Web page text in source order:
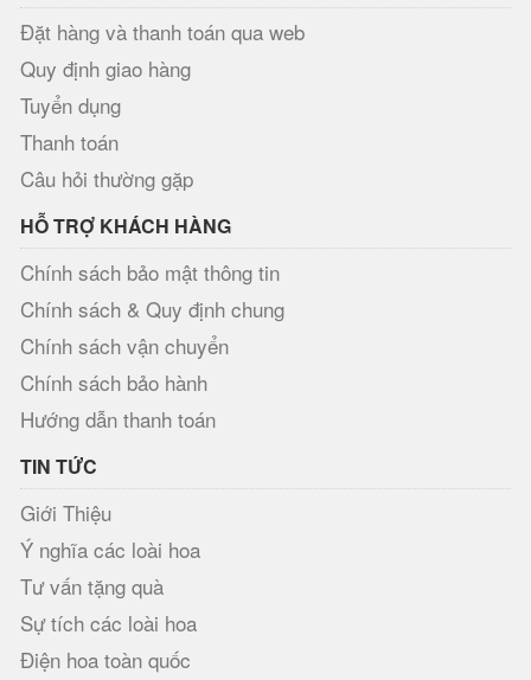
Đặt hàng và thanh toán qua web
Quy định giao hàng
Tuyển dụng
Thanh toán
Câu hỏi thường gặp
HỖ TRỢ KHÁCH HÀNG
Chính sách bảo mật thông tin
Chính sách & Quy định chung
Chính sách vận chuyển
Chính sách bảo hành
Hướng dẫn thanh toán
TIN TỨC
Giới Thiệu
Ý nghĩa các loài hoa
Tư vấn tặng quà
Sự tích các loài hoa
Điện hoa toàn quốc